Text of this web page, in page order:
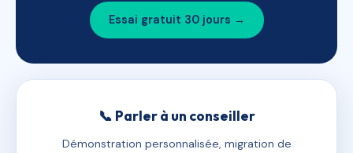
Essai gratuit 30 jours →
📞 Parler à un conseiller
Démonstration personnalisée, migration de